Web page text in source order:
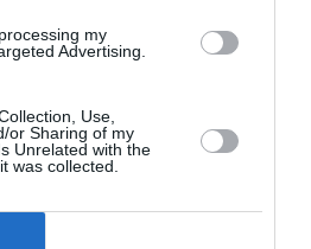
my
Advertising.
Use,
or Sharing of my
Unrelated with the
was collected.
Paris